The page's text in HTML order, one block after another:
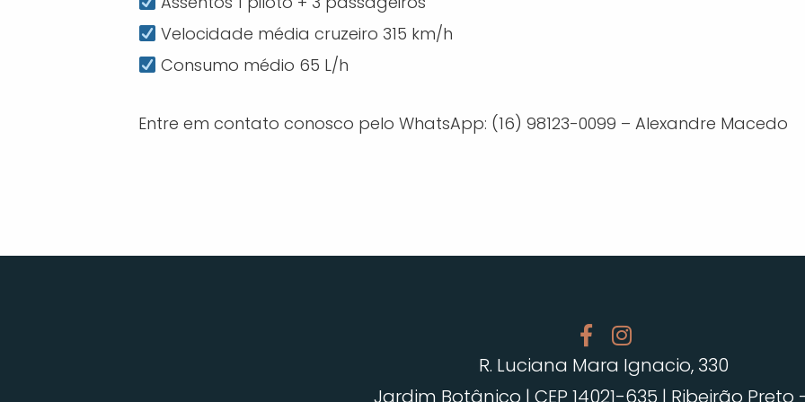
Velocidade média cruzeiro 315 km/h
Consumo médio 65 L/h
Entre em contato conosco pelo WhatsApp: (16) 98123-0099 – Alexandre Macedo
R. Luciana Mara Ignacio, 330
Jardim Botânico | CEP 14021-635 | Ribeirão Preto